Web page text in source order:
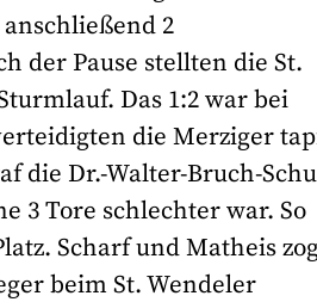
2
der Pause stellten die St.
Das 1:2 war bei
die Merziger
die Dr.-Walter-Bruch-
3 Tore schlechter war. So
Scharf und Matheis
beim St. Wendeler